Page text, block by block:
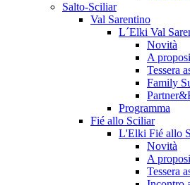
Salto-Sciliar
Val Sarentino
L´Elki Val
Novità
A
Tessera
Family
Programma
Fié allo Sciliar
L'Elki Fié allo
Novità
A
Tessera